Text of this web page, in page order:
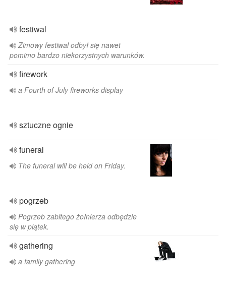
festiwal
Zimowy festiwal odbył się nawet
pomimo bardzo niekorzystnych warunków.
firework
a Fourth of July fireworks display
sztuczne ognie
funeral
The funeral will be held on Friday.
pogrzeb
Pogrzeb zabitego żołnierza odbędzie
się w piątek.
gathering
a family gathering